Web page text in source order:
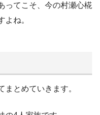
ってこそ、今の村瀬心椛
よね。
とめていきます。